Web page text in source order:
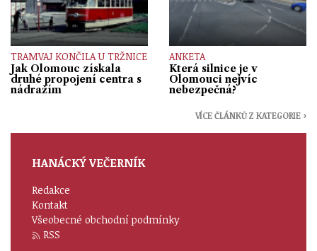
TRAMVAJ KONČILA U TRŽNICE
Jak Olomouc získala
druhé propojení centra s
nádražím
ANKETA
Která silnice je v
Olomouci nejvíc
nebezpečná?
VÍCE ČLÁNKŮ Z KATEGORIE ›
HANÁCKÝ VEČERNÍK
Redakce
Kontakt
Všeobecné obchodní podmínky
RSS